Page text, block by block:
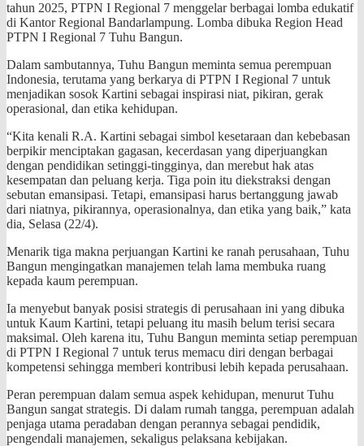
tahun 2025, PTPN I Regional 7 menggelar berbagai lomba edukatif
di Kantor Regional Bandarlampung. Lomba dibuka Region Head
PTPN I Regional 7 Tuhu Bangun.
Dalam sambutannya, Tuhu Bangun meminta semua perempuan
Indonesia, terutama yang berkarya di PTPN I Regional 7 untuk
menjadikan sosok Kartini sebagai inspirasi niat, pikiran, gerak
operasional, dan etika kehidupan.
“Kita kenali R.A. Kartini sebagai simbol kesetaraan dan kebebasan
berpikir menciptakan gagasan, kecerdasan yang diperjuangkan
dengan pendidikan setinggi-tingginya, dan merebut hak atas
kesempatan dan peluang kerja. Tiga poin itu diekstraksi dengan
sebutan emansipasi. Tetapi, emansipasi harus bertanggung jawab
dari niatnya, pikirannya, operasionalnya, dan etika yang baik,” kata
dia, Selasa (22/4).
Menarik tiga makna perjuangan Kartini ke ranah perusahaan, Tuhu
Bangun mengingatkan manajemen telah lama membuka ruang
kepada kaum perempuan.
Ia menyebut banyak posisi strategis di perusahaan ini yang dibuka
untuk Kaum Kartini, tetapi peluang itu masih belum terisi secara
maksimal. Oleh karena itu, Tuhu Bangun meminta setiap perempuan
di PTPN I Regional 7 untuk terus memacu diri dengan berbagai
kompetensi sehingga memberi kontribusi lebih kepada perusahaan.
Peran perempuan dalam semua aspek kehidupan, menurut Tuhu
Bangun sangat strategis. Di dalam rumah tangga, perempuan adalah
penjaga utama peradaban dengan perannya sebagai pendidik,
pengendali manajemen, sekaligus pelaksana kebijakan.